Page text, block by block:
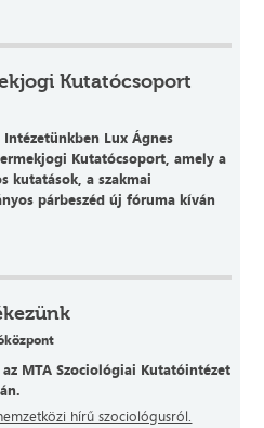
Kutatócsoport
Lux Ágnes
Kutatócsoport, amely a
kutatások, a szakmai
párbeszéd új fóruma kíván
MTA Szociológiai Kutatóintézet
hírű szociológusról.